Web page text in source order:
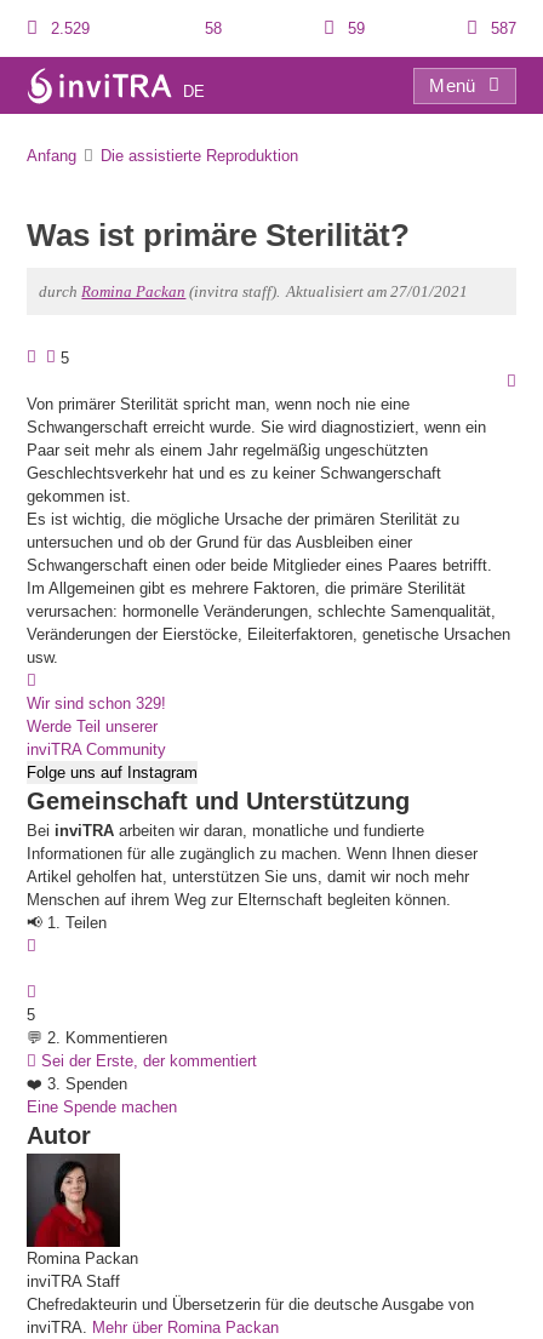
2.529 58 59 587
DE
Menü
Anfang Die assistierte Reproduktion
Was ist primäre Sterilität?
durchRomina Packan (invitra staff). Aktualisiert am 27/01/2021
5
Von primärer Sterilität spricht man, wenn noch nie eine
Schwangerschaft erreicht wurde. Sie wird diagnostiziert, wenn ein
Paar seit mehr als einem Jahr regelmäßig ungeschützten
Geschlechtsverkehr hat und es zu keiner Schwangerschaft
gekommen ist.
Es ist wichtig, die mögliche Ursache der primären Sterilität zu
untersuchen und ob der Grund für das Ausbleiben einer
Schwangerschaft einen oder beide Mitglieder eines Paares betrifft.
Im Allgemeinen gibt es mehrere Faktoren, die primäre Sterilität
verursachen: hormonelle Veränderungen, schlechte Samenqualität,
Veränderungen der Eierstöcke, Eileiterfaktoren, genetische Ursachen
usw.
Wir sind schon 329!
Werde Teil unserer
inviTRA Community
Folge uns auf Instagram
Gemeinschaft und Unterstützung
Bei inviTRA arbeiten wir daran, monatliche und fundierte
Informationen für alle zugänglich zu machen. Wenn Ihnen dieser
Artikel geholfen hat, unterstützen Sie uns, damit wir noch mehr
Menschen auf ihrem Weg zur Elternschaft begleiten können.
📢 1. Teilen
5
💬 2. Kommentieren
Sei der Erste, der kommentiert
❤️ 3. Spenden
Eine Spende machen
Autor
Romina Packan
inviTRA Staff
Chefredakteurin und Übersetzerin für die deutsche Ausgabe von
inviTRA. Mehr über Romina Packan